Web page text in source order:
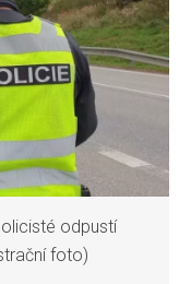
odpustí
foto)